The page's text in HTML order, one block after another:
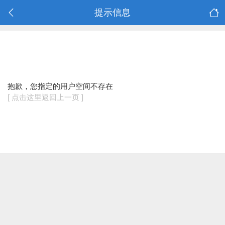
提示信息
抱歉，您指定的用户空间不存在
[ 点击这里返回上一页 ]